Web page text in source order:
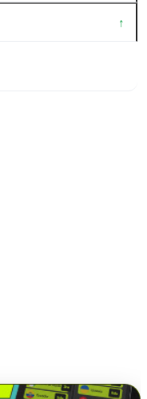
↑